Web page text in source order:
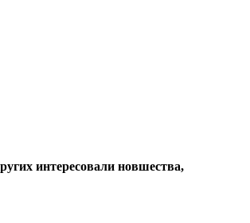
интересовали новшества,